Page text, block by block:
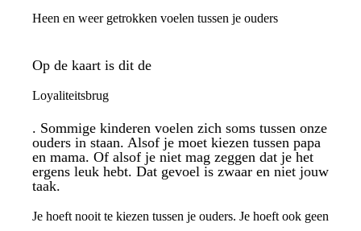
Heen en weer getrokken voelen tussen je ouders
Op de kaart is dit de
Loyaliteitsbrug
. Sommige kinderen voelen zich soms tussen onze
ouders in staan. Alsof je moet kiezen tussen papa
en mama. Of alsof je niet mag zeggen dat je het
ergens leuk hebt. Dat gevoel is zwaar en niet jouw
taak.
Je hoeft nooit te kiezen tussen je ouders. Je hoeft ook geen